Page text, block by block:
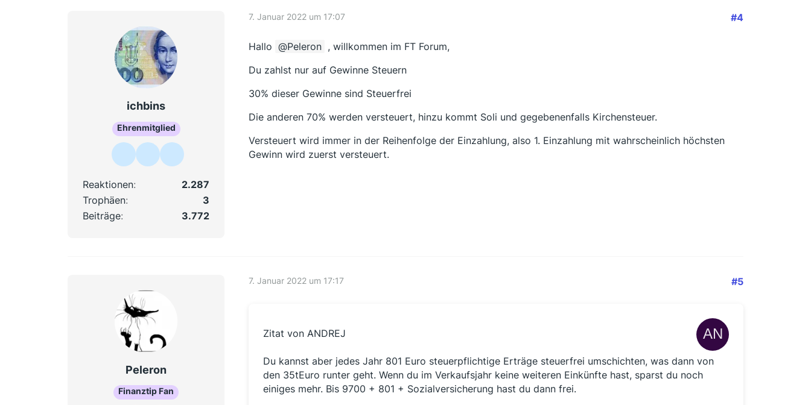
ichbins
Ehrenmitglied
Reaktionen
2.287
Trophäen
3
Beiträge
3.772
7. Januar 2022 um 17:07 #4
Hallo Peleron , willkommen im FT Forum,
Du zahlst nur auf Gewinne Steuern
30% dieser Gewinne sind Steuerfrei
Die anderen 70% werden versteuert, hinzu kommt Soli und gegebenenfalls Kirchensteuer.
Versteuert wird immer in der Reihenfolge der Einzahlung, also 1. Einzahlung mit wahrscheinlich höchsten
Gewinn wird zuerst versteuert.
Peleron
Finanztip Fan
7. Januar 2022 um 17:17 #5
Zitat von ANDREJ
Du kannst aber jedes Jahr 801 Euro steuerpflichtige Erträge steuerfrei umschichten, was dann von
den 35tEuro runter geht. Wenn du im Verkaufsjahr keine weiteren Einkünfte hast, sparst du noch
einiges mehr. Bis 9700 + 801 + Sozialversicherung hast du dann frei.